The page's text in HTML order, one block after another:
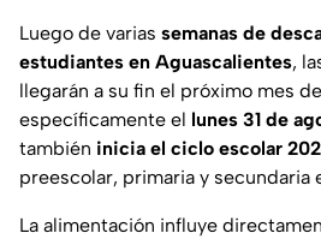
Luego de varias semanas de
estudiantes en Aguascalientes,
llegarán a su fin el próximo mes
específicamente el lunes 31 de
también inicia el ciclo escolar
preescolar, primaria y secundaria
La alimentación influye